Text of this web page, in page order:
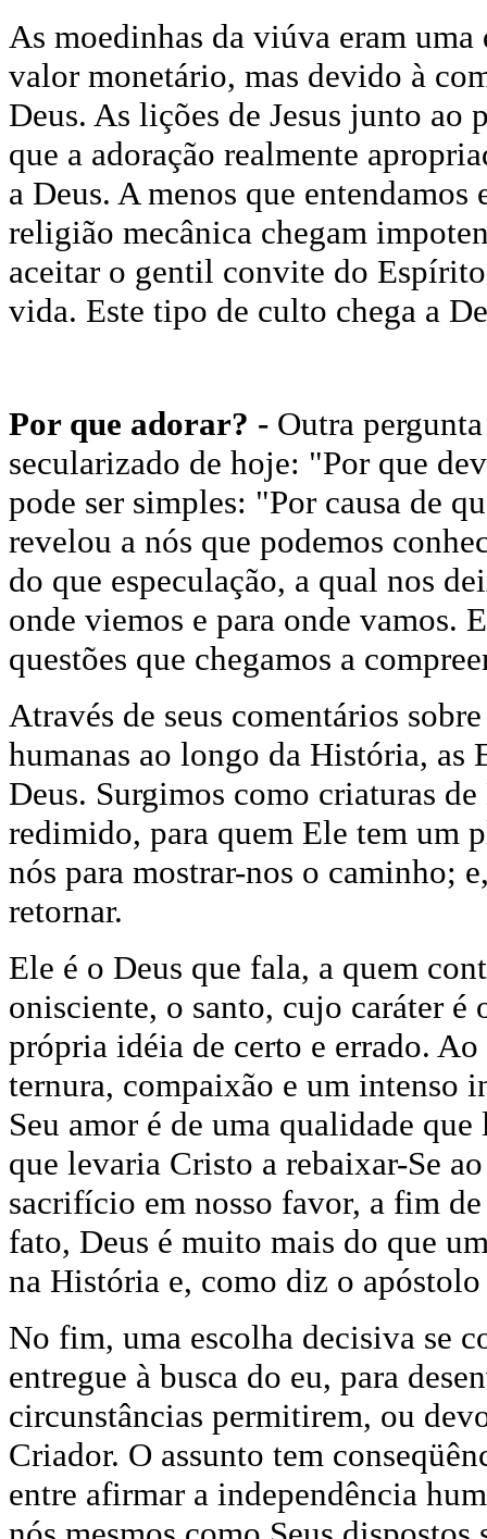
As moedinhas da viúva eram uma
valor monetário, mas devido à
Deus. As lições de Jesus junto ao
que a adoração realmente
a Deus. A menos que
religião mecânica chegam
aceitar o gentil convite do
vida. Este tipo de culto chega a
Por que adorar? - Outra
secularizado de hoje: "Por que
pode ser simples: "Por causa de
revelou a nós que podemos
do que especulação, a qual nos
onde viemos e para onde vamos.
questões que chegamos a
Através de seus comentários
humanas ao longo da História, as
Deus. Surgimos como criaturas
redimido, para quem Ele tem um
nós para mostrar-nos o caminho;
retornar.
Ele é o Deus que fala, a quem
onisciente, o santo, cujo caráter
própria idéia de certo e errado.
ternura, compaixão e um intenso
Seu amor é de uma qualidade
que levaria Cristo a rebaixar-Se
sacrifício em nosso favor, a fim
fato, Deus é muito mais do que
na História e, como diz o
No fim, uma escolha decisiva se
entregue à busca do eu, para
circunstâncias permitirem, ou
Criador. O assunto tem
entre afirmar a independência